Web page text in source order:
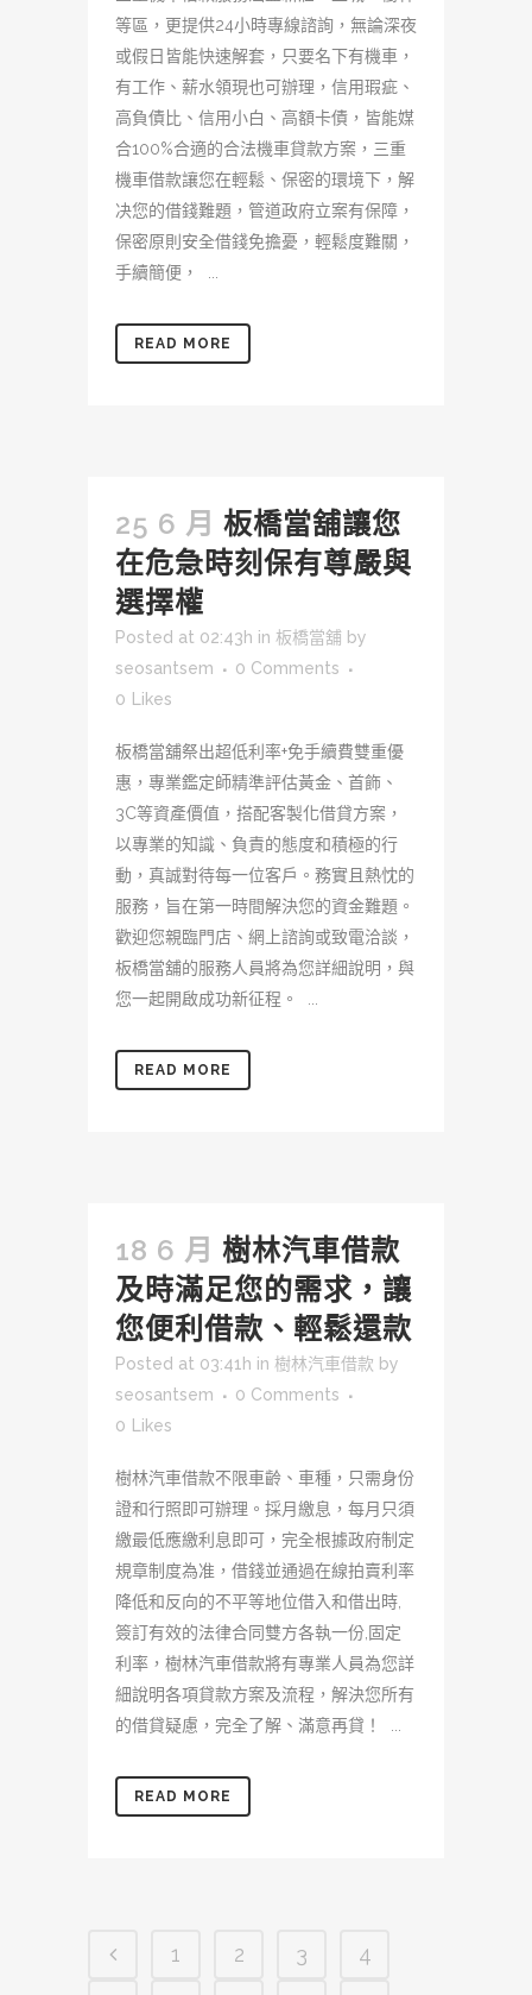
等區，更提供24小時專線諮詢，無論深夜
或假日皆能快速解套，只要名下有機車，
有工作、薪水領現也可辦理，信用瑕疵、
高負債比、信用小白、高額卡債，皆能媒
合100%合適的合法機車貸款方案，三重
機車借款讓您在輕鬆、保密的環境下，解
决您的借錢難題，管道政府立案有保障，
保密原則安全借錢免擔憂，輕鬆度難關，
手續簡便， ...
READ MORE
25 6 月 板橋當舖讓您
在危急時刻保有尊嚴與
選擇權
Posted at 02:43h in 板橋當舖 by
seosantsem
0 Comments
0 Likes
板橋當舖祭出超低利率+免手續費雙重優
惠，專業鑑定師精準評估黃金、首飾、
3C等資產價值，搭配客製化借貸方案，
以專業的知識、負責的態度和積極的行
動，真誠對待每一位客戶。務實且熱忱的
服務，旨在第一時間解決您的資金難題。
歡迎您親臨門店、網上諮詢或致電洽談，
板橋當舖的服務人員將為您詳細說明，與
您一起開啟成功新征程。 ...
READ MORE
18 6 月 樹林汽車借款
及時滿足您的需求，讓
您便利借款、輕鬆還款
Posted at 03:41h in 樹林汽車借款 by
seosantsem
0 Comments
0 Likes
樹林汽車借款不限車齡、車種，只需身份
證和行照即可辦理。採月繳息，每月只須
繳最低應繳利息即可，完全根據政府制定
規章制度為准，借錢並通過在線拍賣利率
降低和反向的不平等地位借入和借出時,
簽訂有效的法律合同雙方各執一份,固定
利率，樹林汽車借款將有專業人員為您詳
細說明各項貸款方案及流程，解決您所有
的借貸疑慮，完全了解、滿意再貸！ ...
READ MORE
1 2 3
4